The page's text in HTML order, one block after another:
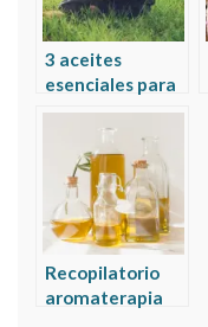
3 aceites
esenciales para
bebes con
efectos
antibioticos
Recopilatorio
aromaterapia